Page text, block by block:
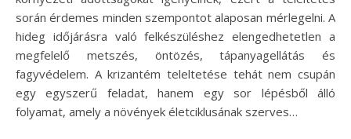
során érdemes minden szempontot alaposan mérlegelni. A
hideg időjárásra való felkészüléshez elengedhetetlen a
megfelelő metszés, öntözés, tápanyagellátás és
fagyvédelem. A krizantém teleltetése tehát nem csupán
egy egyszerű feladat, hanem egy sor lépésből álló
folyamat, amely a növények életciklusának szerves…